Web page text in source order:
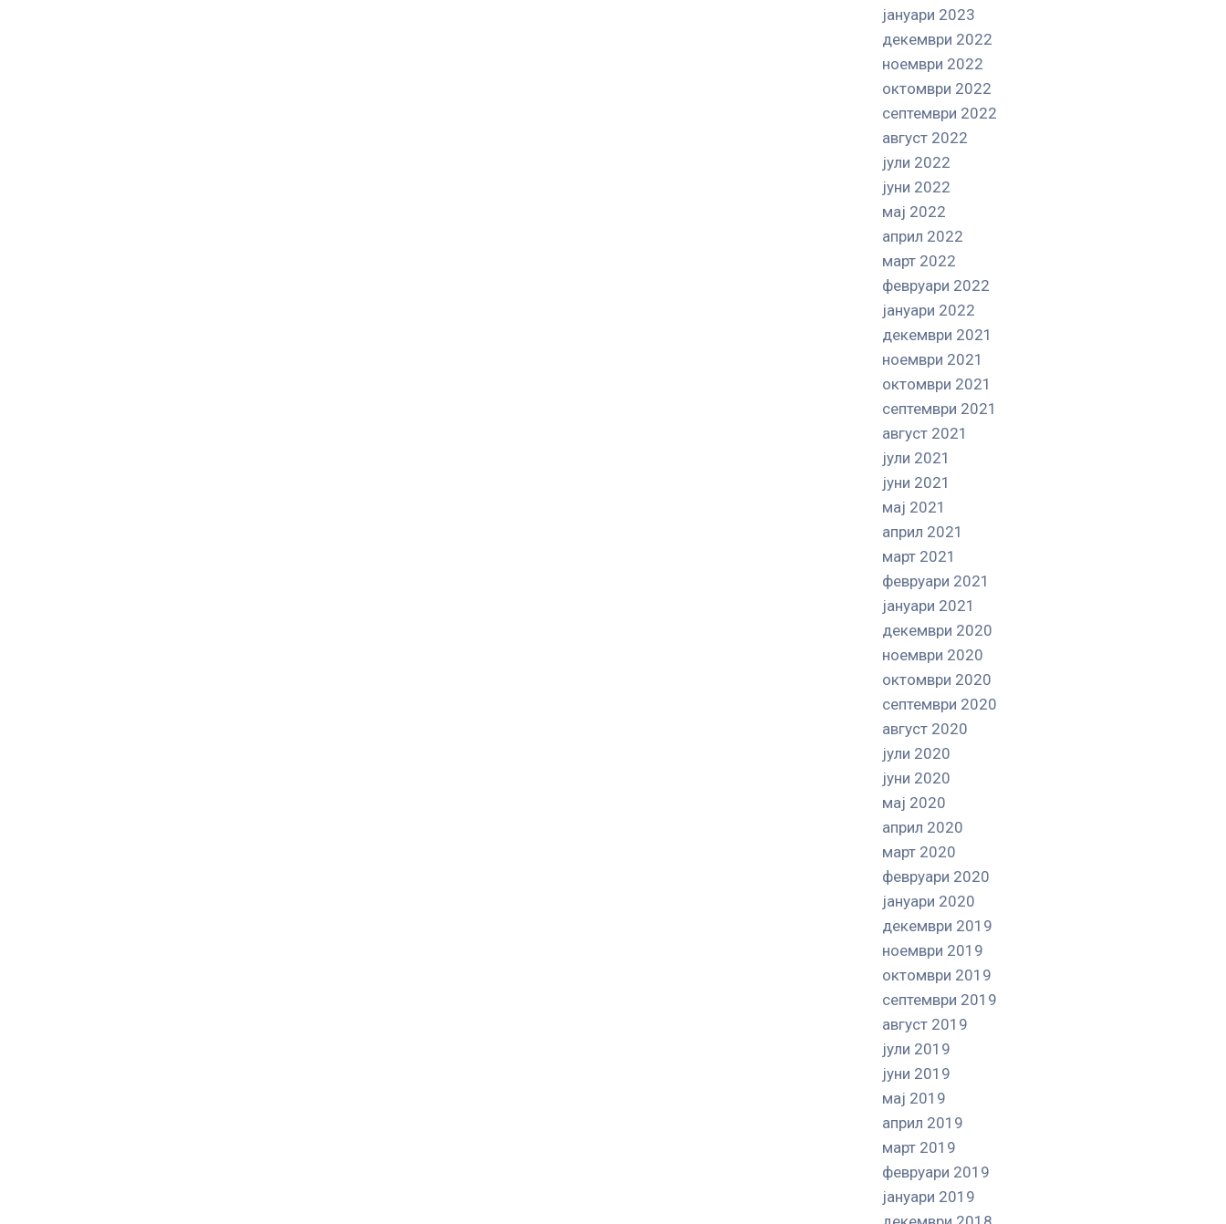
јануари 2023
декември 2022
ноември 2022
октомври 2022
септември 2022
август 2022
јули 2022
јуни 2022
мај 2022
април 2022
март 2022
февруари 2022
јануари 2022
декември 2021
ноември 2021
октомври 2021
септември 2021
август 2021
јули 2021
јуни 2021
мај 2021
април 2021
март 2021
февруари 2021
јануари 2021
декември 2020
ноември 2020
октомври 2020
септември 2020
август 2020
јули 2020
јуни 2020
мај 2020
април 2020
март 2020
февруари 2020
јануари 2020
декември 2019
ноември 2019
октомври 2019
септември 2019
август 2019
јули 2019
јуни 2019
мај 2019
април 2019
март 2019
февруари 2019
јануари 2019